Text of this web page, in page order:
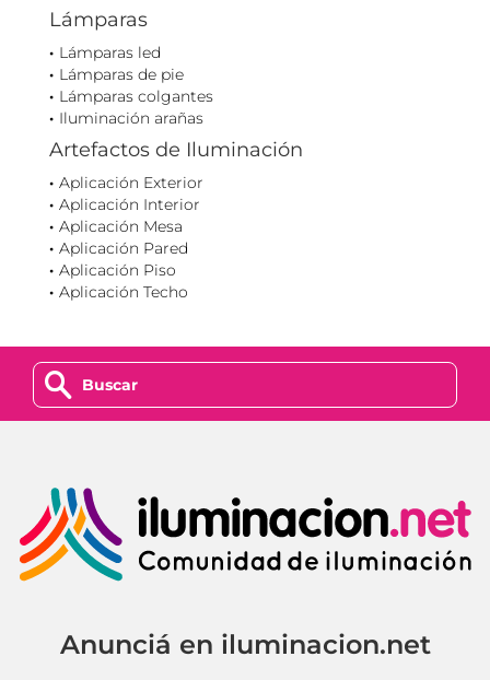
Lámparas
Lámparas led
Lámparas de pie
Lámparas colgantes
Iluminación arañas
Artefactos de Iluminación
Aplicación Exterior
Aplicación Interior
Aplicación Mesa
Aplicación Pared
Aplicación Piso
Aplicación Techo
z
Anunciá en iluminacion.net